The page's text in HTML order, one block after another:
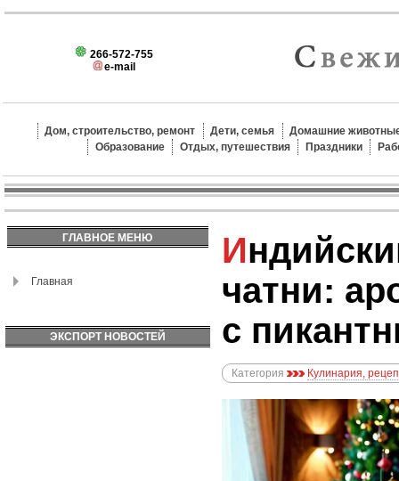
266-572-755
e-mail
Дом, строительство, ремонт Дети, семья
Домашние
Образование
Отдых, путешествия Праздники
ГЛАВНОЕ МЕНЮ
Главная
ЭКСПОРТ НОВОСТЕЙ
Индийский чапати с
чатни:
с
Категория Кулинария,